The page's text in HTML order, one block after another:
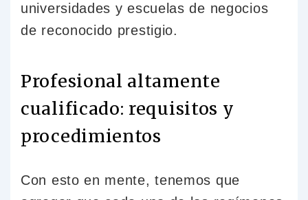
universidades y escuelas de negocios
de reconocido prestigio.
Profesional altamente
cualificado: requisitos y
procedimientos
Con esto en mente, tenemos que